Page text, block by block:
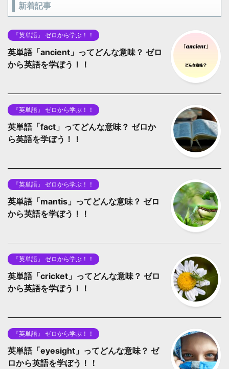
新着記事
『英単語』 ゼロから学ぶ！！
英単語「ancient」ってどんな意味？ ゼロ
から英語を学ぼう！！
『英単語』 ゼロから学ぶ！！
英単語「fact」ってどんな意味？ ゼロか
ら英語を学ぼう！！
『英単語』 ゼロから学ぶ！！
英単語「mantis」ってどんな意味？ ゼロ
から英語を学ぼう！！
『英単語』 ゼロから学ぶ！！
英単語「cricket」ってどんな意味？ ゼロ
から英語を学ぼう！！
『英単語』 ゼロから学ぶ！！
英単語「eyesight」ってどんな意味？ ゼ
ロから英語を学ぼう！！